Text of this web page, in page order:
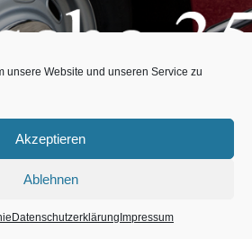
unsere Website und unseren Service zu
Akzeptieren
Ablehnen
Datenschutzerklärung Impressum